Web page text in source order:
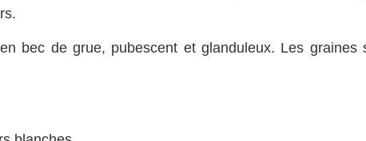
bec de grue, pubescent et glanduleux. Les graines